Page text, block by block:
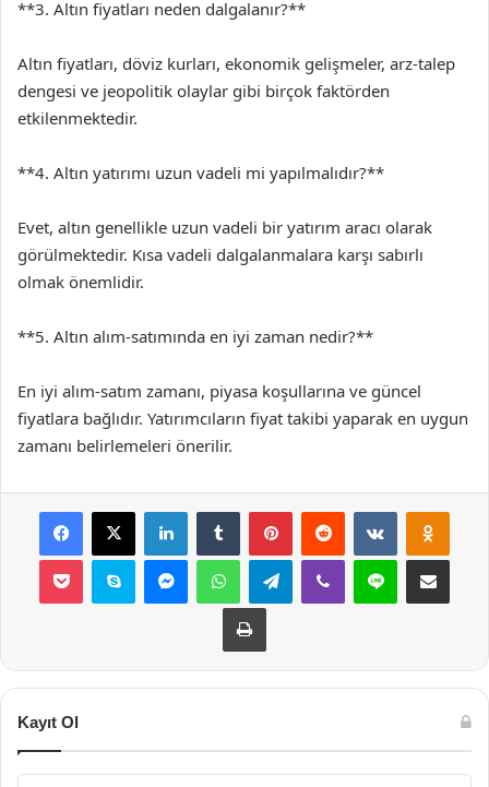
**3. Altın fiyatları neden dalgalanır?**
Altın fiyatları, döviz kurları, ekonomik gelişmeler, arz-talep
dengesi ve jeopolitik olaylar gibi birçok faktörden
etkilenmektedir.
**4. Altın yatırımı uzun vadeli mi yapılmalıdır?**
Evet, altın genellikle uzun vadeli bir yatırım aracı olarak
görülmektedir. Kısa vadeli dalgalanmalara karşı sabırlı
olmak önemlidir.
**5. Altın alım-satımında en iyi zaman nedir?**
En iyi alım-satım zamanı, piyasa koşullarına ve güncel
fiyatlara bağlıdır. Yatırımcıların fiyat takibi yaparak en uygun
zamanı belirlemeleri önerilir.
Facebook
X LinkedInTumblr PinterestReddit VKontakte
Pocket Skype MessengerWhatsAppTelegramViber Line E-Posta ile
Yazdır
Kayıt Ol